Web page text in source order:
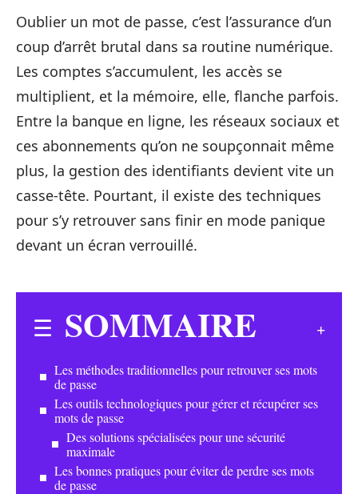
Oublier un mot de passe, c’est l’assurance d’un
coup d’arrêt brutal dans sa routine numérique.
Les comptes s’accumulent, les accès se
multiplient, et la mémoire, elle, flanche parfois.
Entre la banque en ligne, les réseaux sociaux et
ces abonnements qu’on ne soupçonnait même
plus, la gestion des identifiants devient vite un
casse-tête. Pourtant, il existe des techniques
pour s’y retrouver sans finir en mode panique
devant un écran verrouillé.
SOMMAIRE
Les méthodes traditionnelles pour retrouver ses mots
de passe
Les outils technologiques pour gérer et récupérer ses
mots de passe
Des solutions spécialisées pour une sécurité
maximale
Les bonnes pratiques pour éviter de perdre ses mots
de passe